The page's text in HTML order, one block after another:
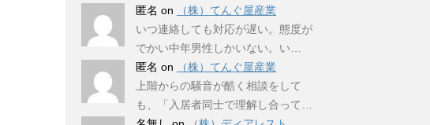
匿名 on
（株）てんぐ屋産業
いつ連絡しても対応が遅い。態度が
でかい中年男性しかいない。い…
匿名 on
（株）てんぐ屋産業
上階からの騒音が酷く相談をして
も、「入居者同士で理解し合って…